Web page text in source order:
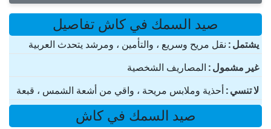
صيد السمك في كاش تفاصيل
یشتمل نقل مريح وسريع ، والتأمين ، ومرشد يتحدث العربية
غير مشمول المصاريف الشخصية
لا تنسي أحذية وملابس مريحة ، واقي من أشعة الشمس ، قبعة
صيد السمك في كاش